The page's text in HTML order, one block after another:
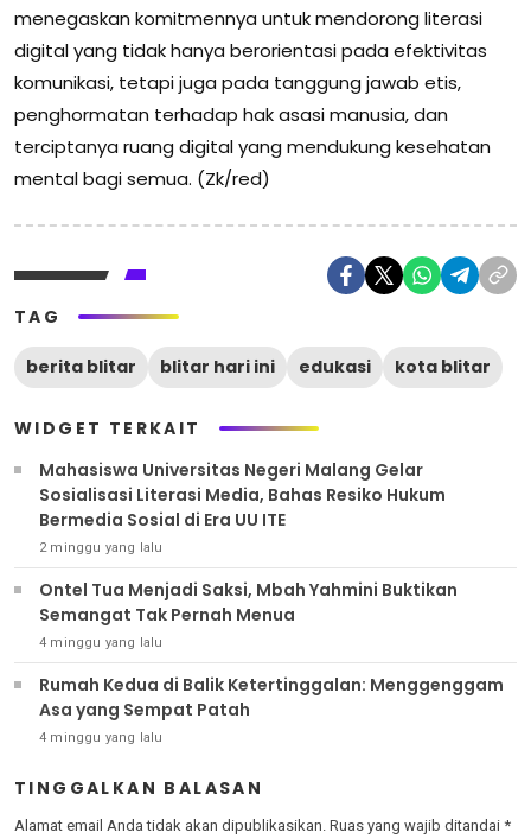
menegaskan komitmennya untuk mendorong literasi
digital yang tidak hanya berorientasi pada efektivitas
komunikasi, tetapi juga pada tanggung jawab etis,
penghormatan terhadap hak asasi manusia, dan
terciptanya ruang digital yang mendukung kesehatan
mental bagi semua. (Zk/red)
TAG
berita blitar blitar hari ini edukasi kota blitar
WIDGET TERKAIT
Mahasiswa Universitas Negeri Malang Gelar
Sosialisasi Literasi Media, Bahas Resiko Hukum
Bermedia Sosial di Era UU ITE
2 minggu yang lalu
Ontel Tua Menjadi Saksi, Mbah Yahmini Buktikan
Semangat Tak Pernah Menua
4 minggu yang lalu
Rumah Kedua di Balik Ketertinggalan: Menggenggam
Asa yang Sempat Patah
4 minggu yang lalu
TINGGALKAN BALASAN
Alamat email Anda tidak akan dipublikasikan. Ruas yang wajib ditandai *